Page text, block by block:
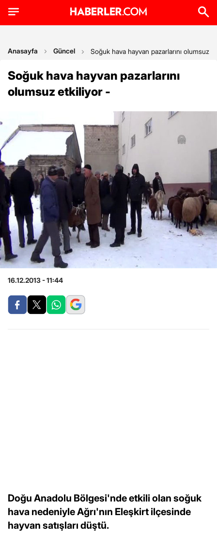
Anasayfa Güncel Soğuk hava hayvan pazarlarını olumsuz
Soğuk hava hayvan pazarlarını
olumsuz etkiliyor -
16.12.2013 - 11:44
Doğu Anadolu Bölgesi'nde etkili olan soğuk
hava nedeniyle Ağrı'nın Eleşkirt ilçesinde
hayvan satışları düştü.